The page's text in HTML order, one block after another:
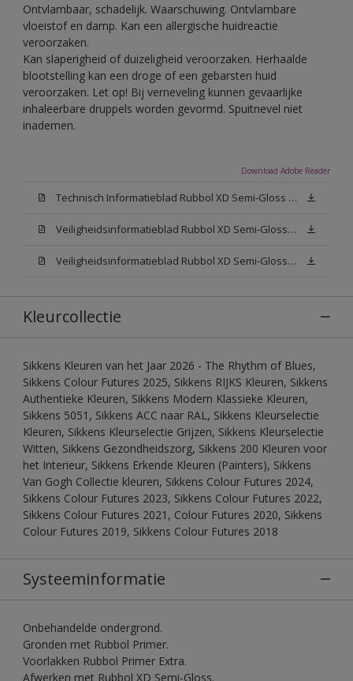
Ontvlambaar, schadelijk. Waarschuwing. Ontvlambare
vloeistof en damp. Kan een allergische huidreactie
veroorzaken.
Kan slaperigheid of duizeligheid veroorzaken. Herhaalde
blootstelling kan een droge of een gebarsten huid
veroorzaken. Let op! Bij verneveling kunnen gevaarlijke
inhaleerbare druppels worden gevormd. Spuitnevel niet
inademen.
Download Adobe Reader
Technisch Informatieblad Rubbol XD Semi-Gloss (PDF)
Veiligheidsinformatieblad Rubbol XD Semi-Gloss White W05 (MSDS)
Veiligheidsinformatieblad Rubbol XD Semi-Gloss N00 (MSDS)
Kleurcollectie
Sikkens Kleuren van het Jaar 2026 - The Rhythm of Blues,
Sikkens Colour Futures 2025, Sikkens RIJKS Kleuren, Sikkens
Authentieke Kleuren, Sikkens Modern Klassieke Kleuren,
Sikkens 5051, Sikkens ACC naar RAL, Sikkens Kleurselectie
Kleuren, Sikkens Kleurselectie Grijzen, Sikkens Kleurselectie
Witten, Sikkens Gezondheidszorg, Sikkens 200 Kleuren voor
het Interieur, Sikkens Erkende Kleuren (Painters), Sikkens
Van Gogh Collectie kleuren, Sikkens Colour Futures 2024,
Sikkens Colour Futures 2023, Sikkens Colour Futures 2022,
Sikkens Colour Futures 2021, Colour Futures 2020, Sikkens
Colour Futures 2019, Sikkens Colour Futures 2018
Systeeminformatie
Onbehandelde ondergrond.
Gronden met Rubbol Primer.
Voorlakken Rubbol Primer Extra.
Afwerken met Rubbol XD Semi-Gloss.